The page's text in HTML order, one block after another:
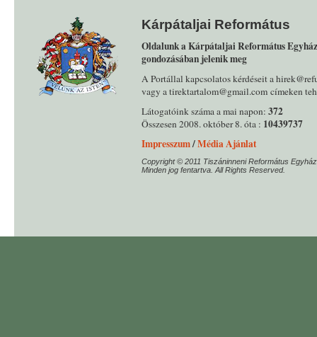
Kárpátaljai Református
Oldalunk a Kárpátaljai Református
gondozásában jelenik meg
A Portállal kapcsolatos kérdéseit a
vagy a tirektartalom@gmail.com címeken
Látogatóink száma a mai napon: 372
Összesen 2008. október 8. óta : 10439737
Impresszum/Média Ajánlat
Copyright © 2011 Tiszáninneni Református
Minden jog fentartva. All Rights Reserved.